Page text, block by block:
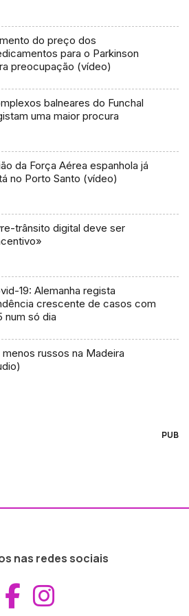
do preço dos
para o Parkinson
preocupação (vídeo)
balneares do Funchal
uma maior procura
da Força Aérea espanhola já
no Porto Santo (vídeo)
trânsito digital deve ser
19: Alemanha regista
crescente de casos com
num só dia
menos russos na Madeira
PUB
nas redes sociais
Aceder ao